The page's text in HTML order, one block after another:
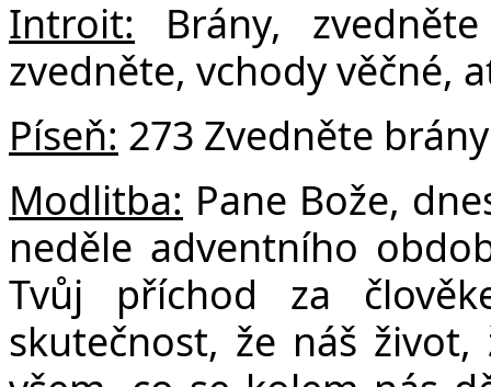
Introit: Brány,
zvedněte, vchody věčné,
Píseň: 273 Zvedněte
Modlitba: Pane Bože,
neděle adventního
Tvůj příchod za
skutečnost, že náš